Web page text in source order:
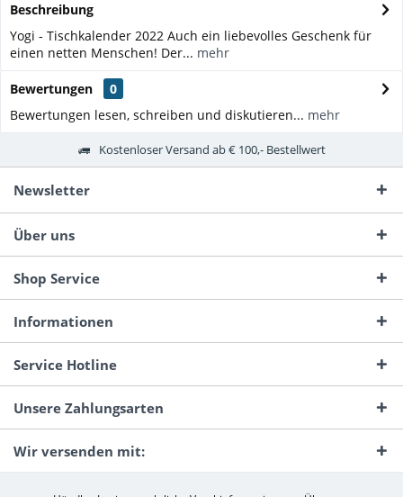
Beschreibung
Yogi - Tischkalender 2022 Auch ein liebevolles Geschenk für
einen netten Menschen! Der... mehr
Bewertungen
0
Bewertungen lesen, schreiben und diskutieren... mehr
Kostenloser Versand ab € 100,- Bestellwert
Newsletter
Über uns
Shop Service
Informationen
Service Hotline
Unsere Zahlungsarten
Wir versenden mit: